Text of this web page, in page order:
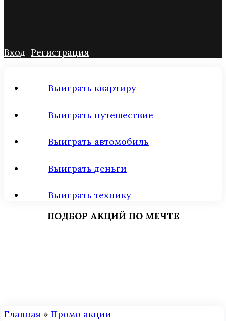
Вход Регистрация
Выиграть квартиру
Выиграть путешествие
Выиграть автомобиль
Выиграть деньги
Выиграть технику
ПОДБОР АКЦИЙ ПО МЕЧТЕ
Главная » Промо акции